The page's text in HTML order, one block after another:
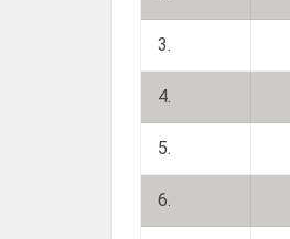
3.
4.
5.
6.